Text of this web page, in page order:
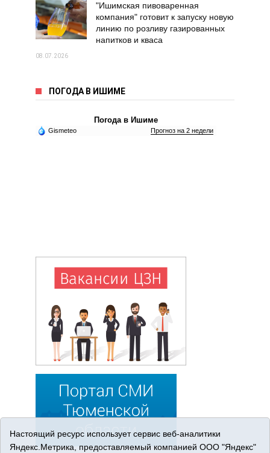
"Ишимская пивоваренная
компания" готовит к запуску новую
линию по розливу газированных
напитков и кваса
08.07.2026
ПОГОДА В ИШИМЕ
Погода в Ишиме
Gismeteo Прогноз на 2 недели
Настоящий ресурс использует сервис веб-аналитики
Яндекс.Метрика, предоставляемый компанией ООО "Яндекс"